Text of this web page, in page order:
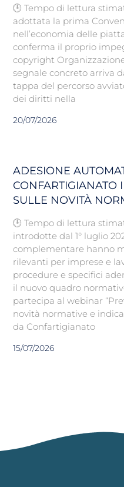
🕒 Tempo di lettura
adottata la prima
nell’economia delle
conferma il proprio
copyright
segnale concreto arriva
tappa del percorso
dei diritti nella
20/07/2026
ADESIONE
CONFARTIGIANATO
SULLE NOVITÀ
🕒 Tempo di lettura
introdotte dal 1° luglio
complementare hanno
rilevanti per imprese e
procedure e specifici
il nuovo quadro
partecipa al webinar
novità normative e
da Confartigianato
15/07/2026